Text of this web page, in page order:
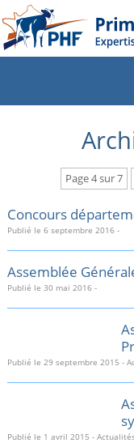
Page 4 sur 7
Concours
Publié le 6 septembre 2016 -
Assemblée
Publié le 30 mai 2016 -
Publié le 29 septembre 2015 -
Publié le 1 avril 2015 -